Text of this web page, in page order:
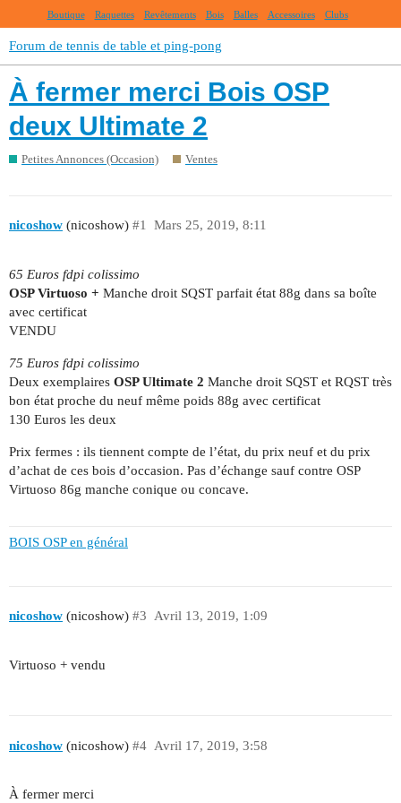
Boutique Raquettes Revêtements Bois Balles Accessoires Clubs
Forum de tennis de table et ping-pong
À fermer merci Bois OSP
deux Ultimate 2
Petites Annonces (Occasion) Ventes
nicoshow (nicoshow) Mars 25, 2019, 8:11
#1
65 Euros fdpi colissimo
OSP Virtuoso + Manche droit SQST parfait état 88g dans sa boîte
avec certificat
VENDU
75 Euros fdpi colissimo
Deux exemplaires OSP Ultimate 2 Manche droit SQST et RQST très
bon état proche du neuf même poids 88g avec certificat
130 Euros les deux
Prix fermes : ils tiennent compte de l’état, du prix neuf et du prix
d’achat de ces bois d’occasion. Pas d’échange sauf contre OSP
Virtuoso 86g manche conique ou concave.
BOIS OSP en général
nicoshow (nicoshow) Avril 13, 2019, 1:09
#3
Virtuoso + vendu
nicoshow (nicoshow) Avril 17, 2019, 3:58
#4
À fermer merci